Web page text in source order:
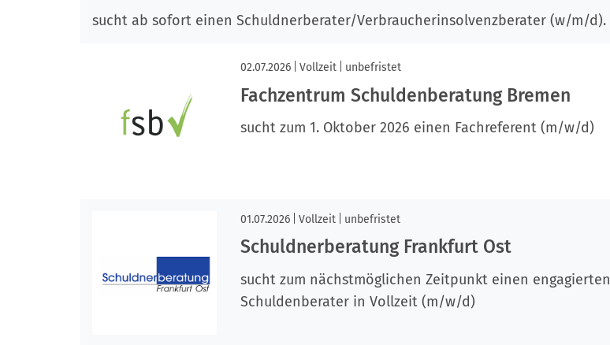
sucht ab sofort einen Schuldnerberater/Verbraucherinsolvenzberater (w/m/d).
Fachzentrum Schuldenberatung Bremen
sucht zum 1. Oktober 2026 einen Fachreferent (m/w/d)
02.07.2026 Vollzeit unbefristet
Schuldnerberatung Frankfurt Ost
sucht zum nächstmöglichen Zeitpunkt einen engagierten
Schuldenberater in Vollzeit (m/w/d)
01.07.2026 Vollzeit unbefristet